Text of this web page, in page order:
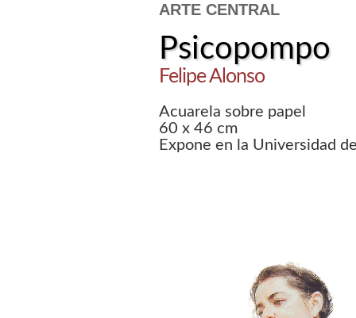
ARTE CENTRAL
Psicopompo
Felipe Alonso
Acuarela sobre papel
60 x 46 cm
Expone en la Universidad